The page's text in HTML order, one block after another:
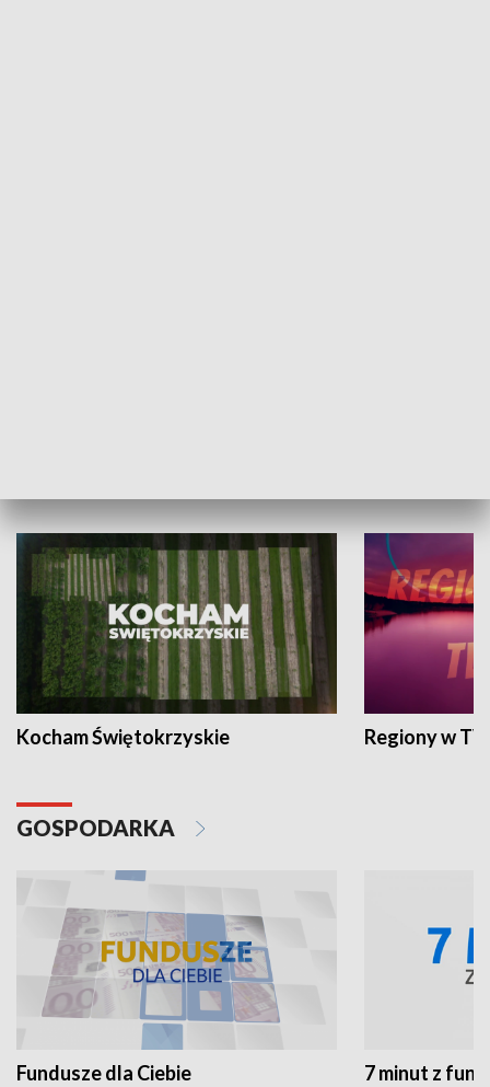
Kocham Świętokrzyskie Regiony w
GOSPODARKA
Fundusze dla Ciebie 7 minut z